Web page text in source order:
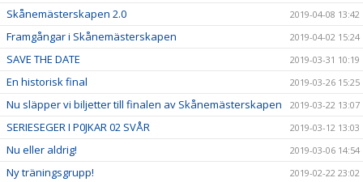
Skånemästerskapen 2.0 2019-04-08 13:42
Framgångar i Skånemästerskapen 2019-04-02 15:24
SAVE THE DATE 2019-03-31 10:19
En historisk final 2019-03-26 15:25
Nu släpper vi biljetter till finalen av Skånemästerskapen 2019-03-22 13:07
SERIESEGER I P0JKAR 02 SVÅR 2019-03-12 13:03
Nu eller aldrig! 2019-03-06 14:54
Ny träningsgrupp! 2019-02-22 23:02